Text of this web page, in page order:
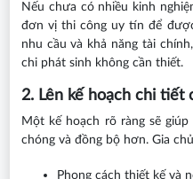
Nếu chưa có nhiều kinh
đơn vị thi công uy tín để
nhu cầu và khả năng tài
chi phát sinh không cần thiết.
2. Lên kế hoạch chi tiết
Một kế hoạch rõ ràng sẽ
chóng và đồng bộ hơn. Gia
Phong cách thiết kế và